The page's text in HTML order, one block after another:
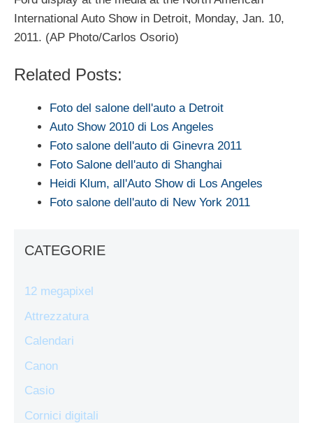
International Auto Show in Detroit, Monday, Jan. 10,
2011. (AP Photo/Carlos Osorio)
Related Posts:
Foto del salone dell'auto a Detroit
Auto Show 2010 di Los Angeles
Foto salone dell'auto di Ginevra 2011
Foto Salone dell'auto di Shanghai
Heidi Klum, all'Auto Show di Los Angeles
Foto salone dell'auto di New York 2011
CATEGORIE
12 megapixel
Attrezzatura
Calendari
Canon
Casio
Cornici digitali